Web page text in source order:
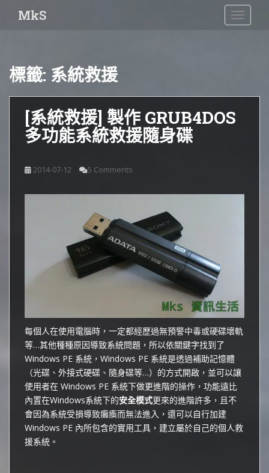
MkS
標籤: 系統救援
[系統救援] 製作 GRUB4DOS
多功能系統救援隨身碟
2014-07-12 5 Comments
每個人在使用電腦時，一定都經歷過無預警中毒或硬碟壞軌
等…其他種種原因導致系統問題，所以依關鍵字找到了
Windows PE 系統，Windows PE 系統是透過補助記憶體
（光碟、外接式硬碟、隨身碟等…）的方式開啟，並可以讓
使用者在 Windows PE 系統下做更進階的操作，功能遠比
內置在Windows系統下的安全模式更來的進階許多，且不
會因為系統受損導致癱瘓而無法進入，還可以自行加建
Windows PE 內所包含的實用工具，建立屬於自己的個人救
援系統。